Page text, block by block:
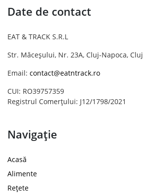
Date de contact
EAT & TRACK S.R.L
Str. Măceșului, Nr. 23A, Cluj-Napoca, Cluj
Email: contact@eatntrack.ro
CUI: RO39757359
Registrul Comerțului: J12/1798/2021
Navigație
Acasă
Alimente
Rețete